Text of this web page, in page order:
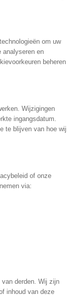
om uw
analyseren en
beheren
Wijzigingen
ingangsdatum.
te blijven van hoe wij
of onze
via:
derden. Wij zijn
inhoud van deze